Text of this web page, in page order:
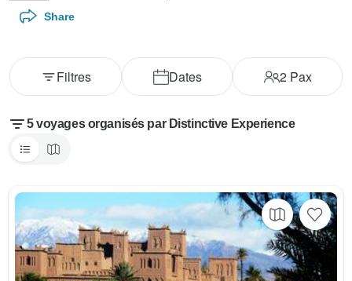
Share
Dates 2Pax
Filtres
5 voyages organisés par Distinctive Experience